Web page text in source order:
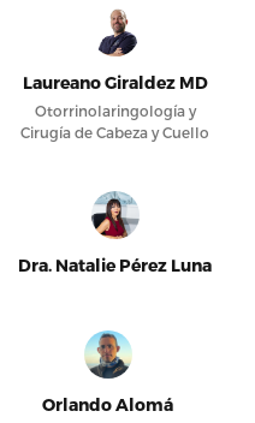
Laureano Giraldez MD
Otorrinolaringología y
Cirugía de Cabeza y Cuello
Dra. Natalie Pérez Luna
Orlando Alomá